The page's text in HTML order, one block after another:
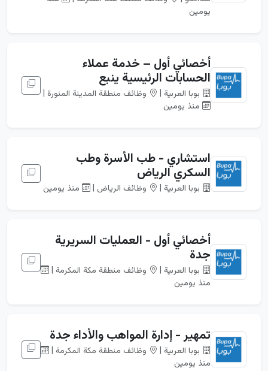
يومين
أخصائي أول – خدمة عملاء
الحسابات الرئيسية ينبع
بوبا العربية |
وظائف منطقة المدينة المنورة |
منذ يومين
استشاري - طب الأسرة وطب
السكري الرياض
بوبا العربية | وظائف الرياض | منذ يومين
أخصائي أول - العمليات السريرية
جدة
بوبا العربية |
وظائف منطقة مكة المكرمة |
منذ يومين
تمهير - إدارة المواهب والأداء جدة
بوبا العربية |
وظائف منطقة مكة المكرمة |
منذ يومين